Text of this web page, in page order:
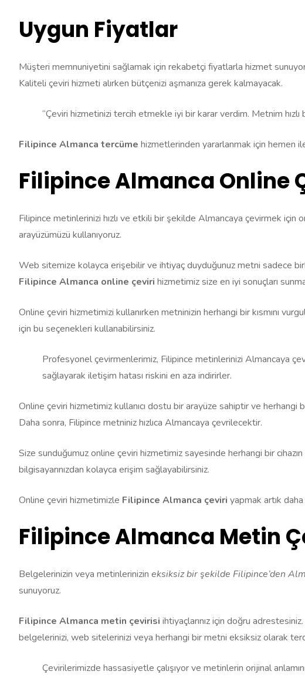
Uygun Fiyatlar
Müşteri memnuniyetini sağlamak için rekabetçi fiyatlarla hizmet
Kaliteli çeviri hizmeti alırken bütçenizi aşmanıza gerek kalmayacak.
“Çeviri hizmetinizi tercih etmekle iyi bir karar verdim. Metnim
Filipince Almanca tercüme hizmetlerinden yararlanmak için hemen
Filipince Almanca Online
Filipince metinlerinizi hızlı ve etkili bir şekilde Almancaya çevirmek için
arayüzümüzü kullanıyoruz.
Web sitemize kolayca erişebilir ve ihtiyaç duyduğunuz metni sadece
Filipince Almanca online çeviri hizmetimiz size en iyi sonuçları
Online çeviri hizmetimizi kullanırken metninizin herhangi bir kısmını
için bu seçenekleri kullanabilirsiniz.
Profesyonel çevirmenlerimiz, Filipince metinlerinizi Almancaya
sağlayarak iletişim hatası riskini en aza indirirler.
Online çeviri hizmetimiz kullanıcı dostu bir arayüze sahiptir ve
Daha sonra, Filipince metniniz hızlıca Almancaya çevrilecektir.
Size sunduğumuz online çeviri hizmetimiz sayesinde herhangi bir
bilgisayarınızdan kolayca erişim sağlayabilirsiniz.
Online çeviri hizmetimizle Filipince Almanca çeviri yapmak artık
Filipince Almanca Metin
Belgelerinizin veya metinlerinizin eksiksiz bir şekilde Filipince’den
sunuyoruz.
Filipince Almanca metin çevirisi ihtiyaçlarınız için doğru
belgelerinizi, web sitelerinizi veya herhangi bir metni eksiksiz olarak
Çevirilerimizde hassasiyetle çalışıyor ve metinlerin orijinal